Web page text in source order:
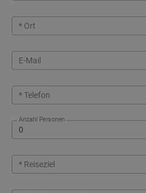
* Ort
E-Mail
* Telefon
Anzahl Personen
* Reiseziel